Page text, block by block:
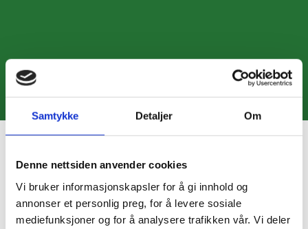
Samtykke Detaljer Om
Denne nettsiden anvender cookies
Vi bruker informasjonskapsler for å gi innhold og
annonser et personlig preg, for å levere sosiale
mediefunksjoner og for å analysere trafikken vår. Vi deler
SWT-systemet er mindre plasskrevende sammenlignet med andre
konvensjonelle løsninger. Søylene kan gjøres slankere og bjelkene kan
skjules i bjelkelaget/betongdekke.